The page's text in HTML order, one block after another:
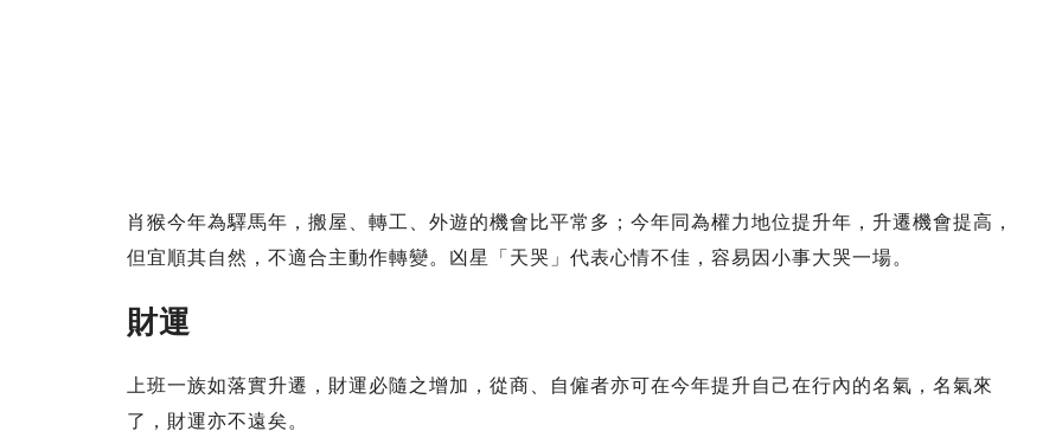
肖猴今年為驛馬年，搬屋、轉工、外遊的機會比平常多；今年同為權力地位提升年，升遷機會提高，
但宜順其自然，不適合主動作轉變。凶星「天哭」代表心情不佳，容易因小事大哭一場。
財運
上班一族如落實升遷，財運必隨之增加，從商、自僱者亦可在今年提升自己在行內的名氣，名氣來
了，財運亦不遠矣。